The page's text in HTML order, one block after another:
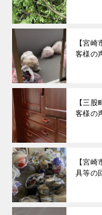
【宮
客様の
【三
客様の
【宮
具等の